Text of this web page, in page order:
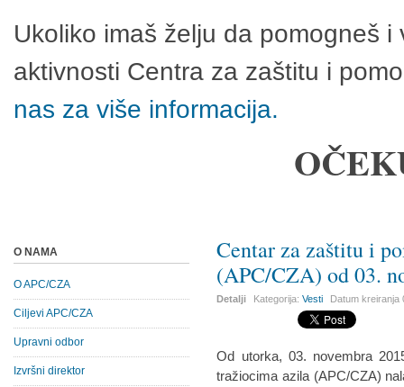
Ukoliko imaš želju da pomogneš
aktivnosti Centra za zaštitu i
nas za više informacija.
Centar za zaštitu i
(APC/CZA) od 03.
Detalji Kategorija:Vesti Datum kreiranja
Od utorka, 03. novembra
tražiocima azila (APC/CZA)
O NAMA
O APC/CZA
Ciljevi APC/CZA
Upravni odbor
Izvršni direktor